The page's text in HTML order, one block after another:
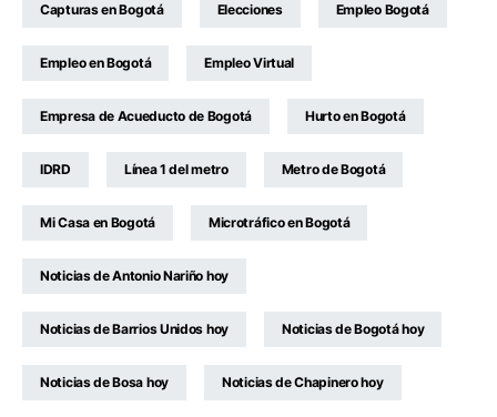
Capturas en Bogotá Elecciones Empleo Bogotá
Empleo en Bogotá Empleo Virtual
Empresa de Acueducto de Bogotá Hurto en Bogotá
IDRD Línea 1 del metro Metro de Bogotá
Mi Casa en Bogotá Microtráfico en Bogotá
Noticias de Antonio Nariño hoy
Noticias de Barrios Unidos hoy Noticias de Bogotá hoy
Noticias de Bosa hoy Noticias de Chapinero hoy